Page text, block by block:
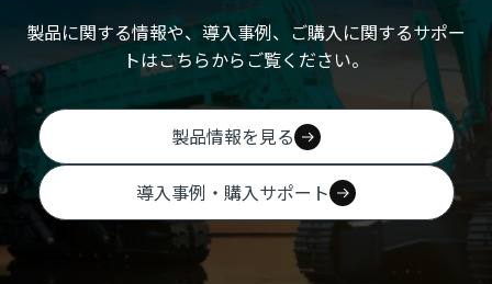
製品に関する情報や、導入事例、ご購入に関するサポー
トはこちらからご覧ください。
製品情報を見る
導入事例・購入サポート